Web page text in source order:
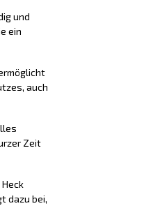
und
ein
auch
Zeit
dazu bei,